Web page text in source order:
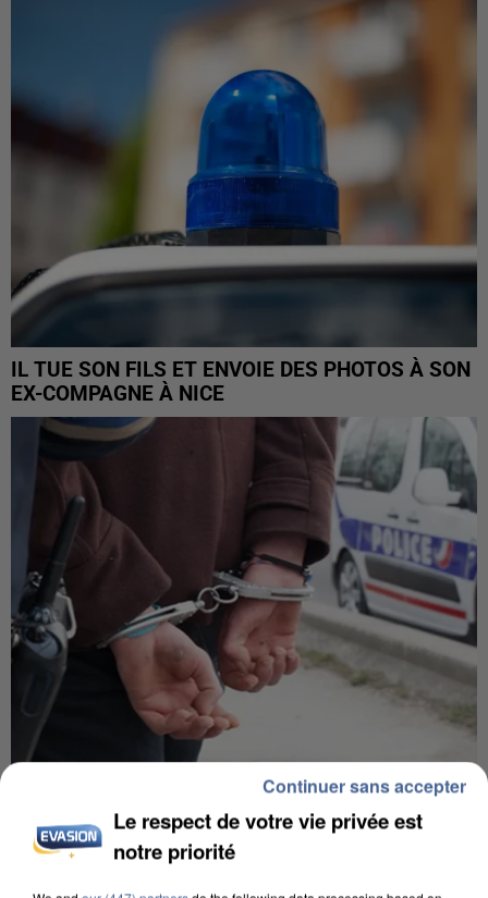
IL TUE SON FILS ET ENVOIE DES PHOTOS À SON
EX-COMPAGNE À NICE
L’UN DES FONDATEURS SUPPOSÉS DE LA DZ
MAFIA INTERPELLÉ EN ALGÉRIE
Le respect de votre vie privée est
notre priorité
Continuer sans accepter